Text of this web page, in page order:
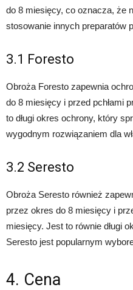
do 8 miesięcy, co oznacza, że
stosowanie innych preparatów
3.1 Foresto
Obroża Foresto zapewnia
do 8 miesięcy i przed pchłami
to długi okres ochrony, który
wygodnym rozwiązaniem dla
3.2 Seresto
Obroża Seresto również
przez okres do 8 miesięcy i
miesięcy. Jest to równie długi
Seresto jest popularnym
4. Cena